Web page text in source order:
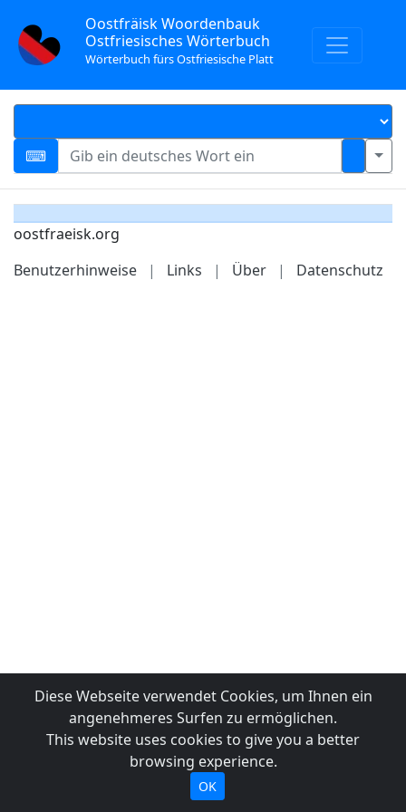
Oostfräisk Woordenbauk
Ostfriesisches Wörterbuch
Wörterbuch fürs Ostfriesische Platt
oostfraeisk.org
Benutzerhinweise
| Links | Über | Datenschutz
Diese Webseite verwendet Cookies, um Ihnen ein
angenehmeres Surfen zu ermöglichen.
This website uses cookies to give you a better
browsing experience.
OK